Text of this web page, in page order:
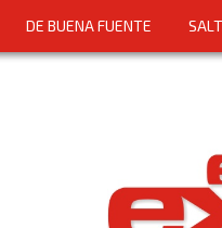
DE BUENA FUENTE